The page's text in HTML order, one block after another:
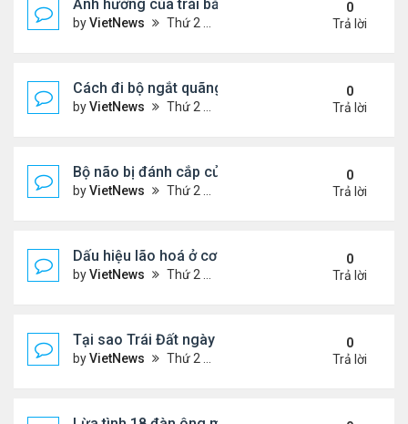
Ảnh hưởng của trái bắp đến hệ tiêu hóa
byVietNews Thứ 2 Tháng 8 08, 2022 1:36 pm
0
Trả lời
Cách đi bộ ngắt quãng giúp giảm cân
byVietNews Thứ 2 Tháng 8 08, 2022 1:34 pm
0
Trả lời
Bộ não bị đánh cắp của Einstein
byVietNews Thứ 2 Tháng 8 08, 2022 1:29 pm
0
Trả lời
Dấu hiệu lão hoá ở cơ quan sinh dục nam
byVietNews Thứ 2 Tháng 8 08, 2022 12:21 pm
0
Trả lời
Tại sao Trái Đất ngày càng rời xa Mặt Trời?
byVietNews Thứ 2 Tháng 8 08, 2022 12:00 pm
0
Trả lời